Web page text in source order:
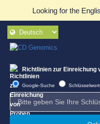
Looking for the
Richtlinien zur Einreichung
Google-Suche